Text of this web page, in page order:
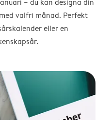
– du kan designa din
valfri månad. Perfekt
eller en